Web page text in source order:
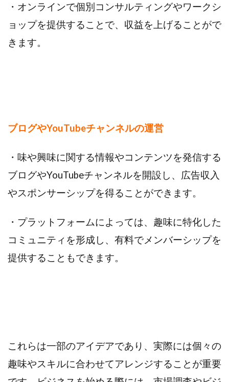
・オンラインで個別コンサルティングやワークシ
ョップを提供することで、収益を上げることがで
きます。
ブログやYouTubeチャンネルの運営
・味や興味に関する情報やコンテンツを発信する
ブログやYouTubeチャンネルを開設し、広告収入
やスポンサーシップを得ることができます。
・プラットフォームによっては、趣味に特化した
コミュニティを形成し、有料でメンバーシップを
提供することもできます。
これらは一部のアイデアであり、実際には個々の
趣味やスキルに合わせてアレンジすることが重要